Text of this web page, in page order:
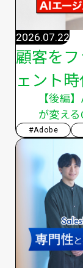
顧客を
ェント
【後編
が変え
2026.07.22
#Adobe